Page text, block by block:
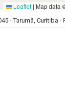
Leaflet | Map data
- Tarumã, Curitiba -